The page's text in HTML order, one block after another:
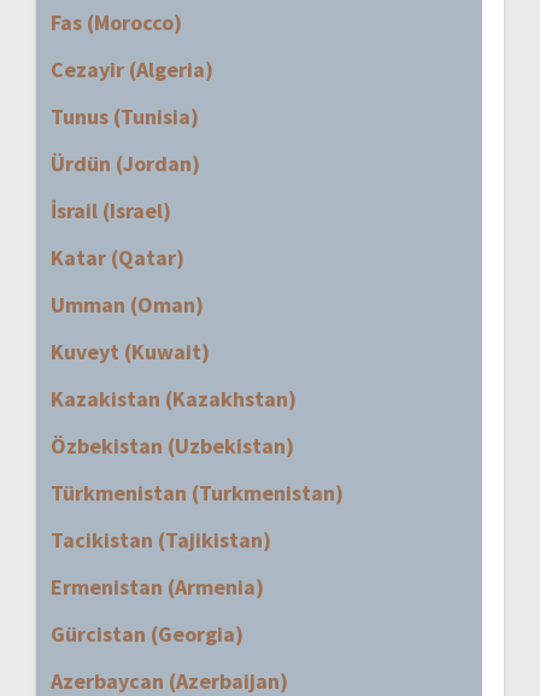
Fas (Morocco)
Cezayir (Algeria)
Tunus (Tunisia)
Ürdün (Jordan)
İsrail (Israel)
Katar (Qatar)
Umman (Oman)
Kuveyt (Kuwait)
Kazakistan (Kazakhstan)
Özbekistan (Uzbekistan)
Türkmenistan (Turkmenistan)
Tacikistan (Tajikistan)
Ermenistan (Armenia)
Gürcistan (Georgia)
Azerbaycan (Azerbaijan)